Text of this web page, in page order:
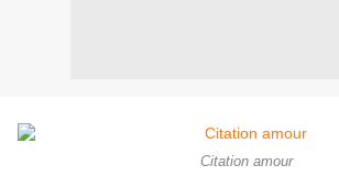
Citation amour